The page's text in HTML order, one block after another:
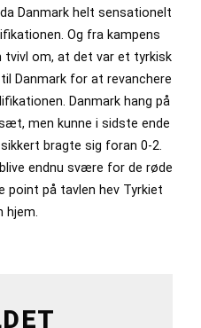
Danmark helt sensationelt
Og fra kampens
tvivl om, at det var et tyrkisk
Danmark for at revanchere
Danmark hang på
men kunne i sidste ende
bragte sig foran 0-2.
endnu svære for de røde
point på tavlen hev Tyrkiet
hjem.